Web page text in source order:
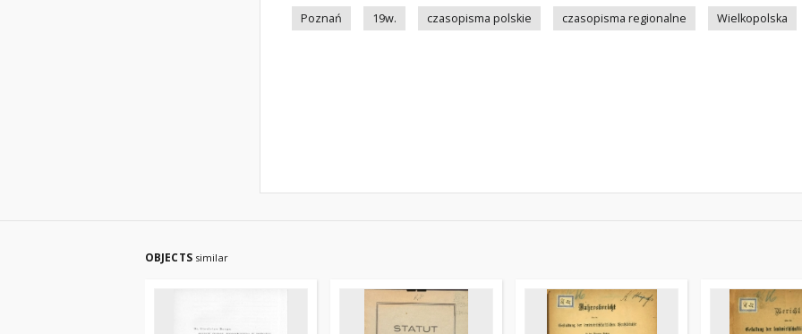
Poznań
19w. czasopisma polskie czasopisma regionalne Wielkopolska
OBJECTS similar